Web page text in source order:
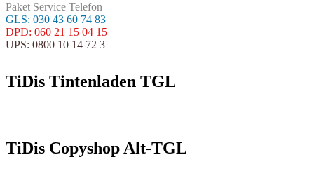
Paket Service Telefon
GLS: 030 43 60 74 83
DPD: 060 21 15 04 15
UPS: 0800 10 14 72 3
TiDis Tintenladen TGL
TiDis Copyshop Alt-TGL